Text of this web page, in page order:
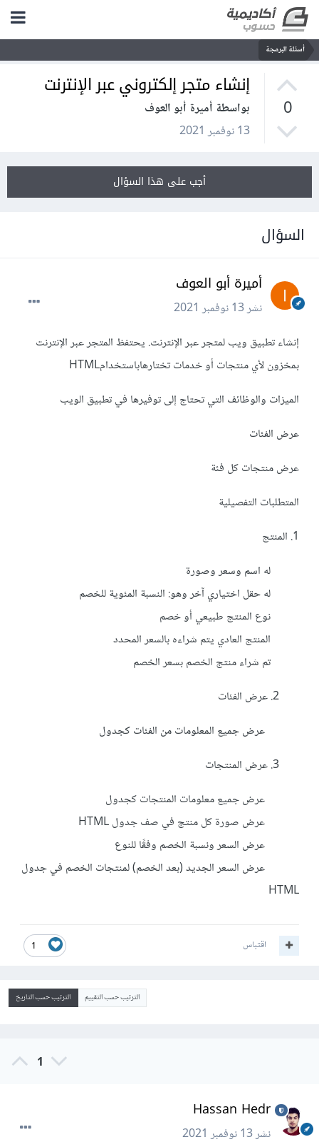
أسئلة البرمجة
0
إنشاء متجر إلكتروني عبر الإنترنت
بواسطة أميرة أبو العوف
13 نوفمبر 2021
أجب على هذا السؤال
السؤال
أميرة أبو العوف
نشر13 نوفمبر 2021
إنشاء تطبيق ويب لمتجر عبر الإنترنت. يحتفظ المتجر عبر الإنترنت
بمخزون لأي منتجات أو خدمات تختارهاباستخدامHTML
الميزات والوظائف التي تحتاج إلى توفيرها في تطبيق الويب
عرض الفئات
عرض منتجات كل فئة
المتطلبات التفصيلية
1. المنتج
له اسم وسعر وصورة
له حقل اختياري آخر وهو: النسبة المئوية للخصم
نوع المنتج طبيعي أو خصم
المنتج العادي يتم شراءه بالسعر المحدد
تم شراء منتج الخصم بسعر الخصم
عرض جميع المعلومات من الفئات كجدول
عرض جميع معلومات المنتجات كجدول
عرض صورة كل منتج في صف جدول HTML
عرض السعر ونسبة الخصم وفقًا للنوع
عرض السعر الجديد (بعد الخصم) لمنتجات الخصم في جدول
HTML
1 اقتباس
الترتيب حسب التقييم الترتيب حسب التاريخ
1
Hassan Hedr
نشر13 نوفمبر 2021